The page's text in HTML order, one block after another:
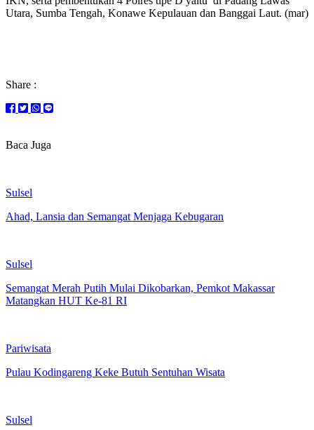
Utara, Sumba Tengah, Konawe Kepulauan dan Banggai Laut. (mar)
Share :
Baca Juga
Sulsel
Ahad, Lansia dan Semangat Menjaga Kebugaran
Sulsel
Semangat Merah Putih Mulai Dikobarkan, Pemkot Makassar
Matangkan HUT Ke-81 RI
Pariwisata
Pulau Kodingareng Keke Butuh Sentuhan Wisata
Sulsel